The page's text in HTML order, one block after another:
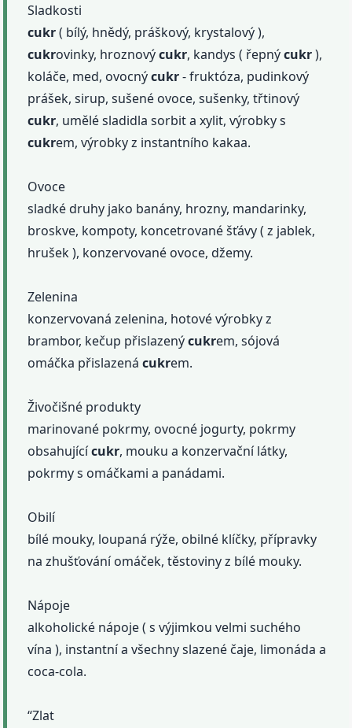
Sladkosti
cukr( bílý, hnědý, práškový, krystalový ),
cukrovinky, hroznovýcukr, kandys ( řepnýcukr),
koláče, med, ovocnýcukr- fruktóza, pudinkový
prášek, sirup, sušené ovoce, sušenky, třtinový
cukr, umělé sladidla sorbit a xylit, výrobky s
cukrem, výrobky z instantního kakaa.
Ovoce
sladké druhy jako banány, hrozny, mandarinky,
broskve, kompoty, koncetrované šťávy ( z jablek,
hrušek ), konzervované ovoce, džemy.
Zelenina
konzervovaná zelenina, hotové výrobky z
brambor, kečup přislazenýcukrem, sójová
omáčka přislazenácukrem.
Živočišné produkty
marinované pokrmy, ovocné jogurty, pokrmy
obsahujícícukr, mouku a konzervační látky,
pokrmy s omáčkami a panádami.
Obilí
bílé mouky, loupaná rýže, obilné klíčky, přípravky
na zhušťování omáček, těstoviny z bílé mouky.
Nápoje
alkoholické nápoje ( s výjimkou velmi suchého
vína ), instantní a všechny slazené čaje, limonáda a
coca-cola.
“Zlat